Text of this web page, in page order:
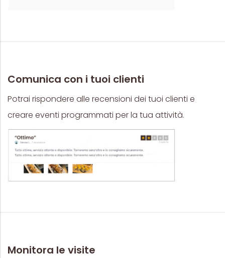
Comunica con i tuoi clienti
Potrai rispondere alle recensioni dei tuoi clienti e
creare eventi programmati per la tua attività.
Monitora le visite